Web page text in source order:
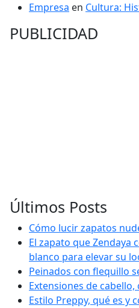
Empresa en Cultura:
PUBLICIDAD
Últimos Posts
Cómo lucir zapatos
El zapato que Zendaya
blanco para elevar su
Peinados con flequillo
Extensiones de cabello,
Estilo Preppy, qué es y